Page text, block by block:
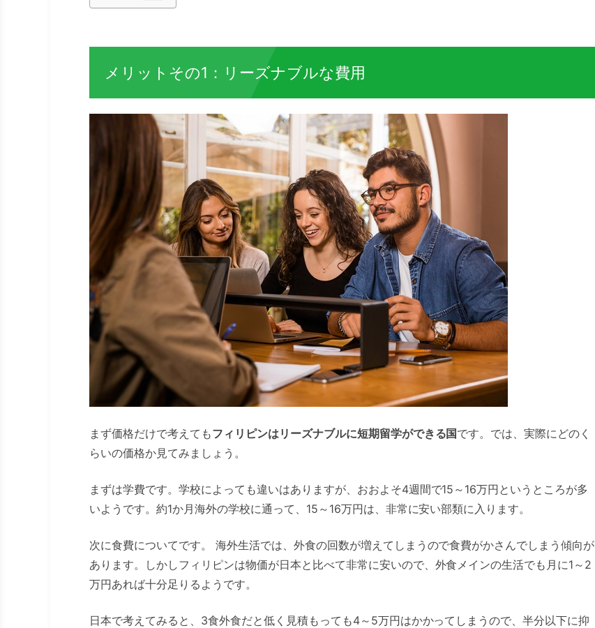
メリットその1：リーズナブルな費用
まず価格だけで考えてもフィリピンはリーズナブルに短期留学ができる国です。では、実際にどのく
らいの価格か見てみましょう。
まずは学費です。学校によっても違いはありますが、おおよそ4週間で15～16万円というところが多
いようです。約1か月海外の学校に通って、15～16万円は、非常に安い部類に入ります。
次に食費についてです。 海外生活では、外食の回数が増えてしまうので食費がかさんでしまう傾向が
あります。しかしフィリピンは物価が日本と比べて非常に安いので、外食メインの生活でも月に1～2
万円あれば十分足りるようです。
日本で考えてみると、3食外食だと低く見積もっても4～5万円はかかってしまうので、半分以下に抑